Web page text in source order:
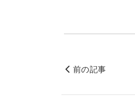
前の記事